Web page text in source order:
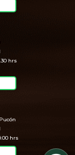
hrs
hrs